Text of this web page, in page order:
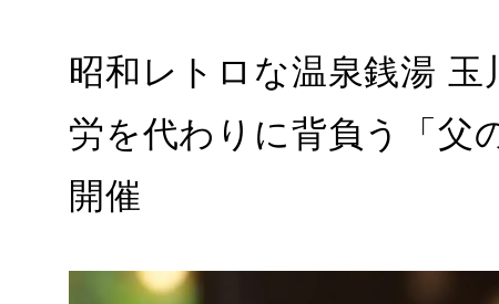
昭和レトロな温泉銭湯
労を代わりに背負う「父
開催